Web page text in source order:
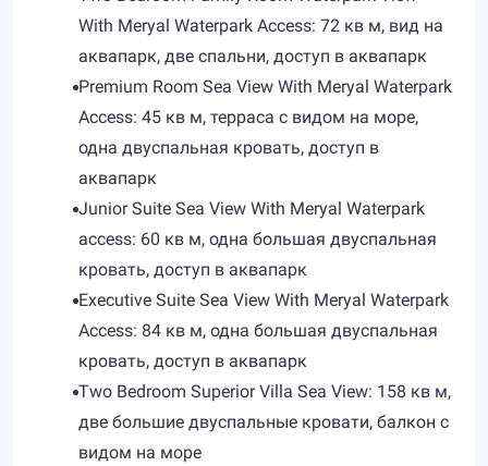
With Meryal Waterpark Access: 72 кв м, вид на
аквапарк, две спальни, доступ в аквапарк
Premium Room Sea View With Meryal Waterpark
Access: 45 кв м, терраса с видом на море,
одна двуспальная кровать, доступ в
аквапарк
Junior Suite Sea View With Meryal Waterpark
access: 60 кв м, одна большая двуспальная
кровать, доступ в аквапарк
Executive Suite Sea View With Meryal Waterpark
Access: 84 кв м, одна большая двуспальная
кровать, доступ в аквапарк
Two Bedroom Superior Villa Sea View: 158 кв м,
две большие двуспальные кровати, балкон с
видом на море